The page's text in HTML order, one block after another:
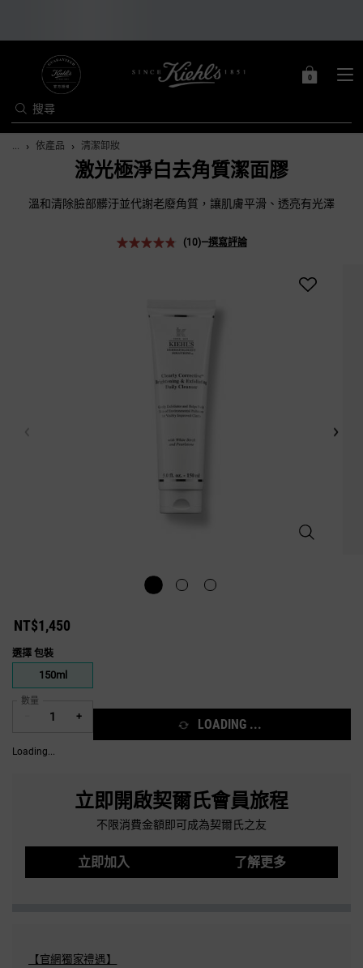
搜尋
購0
0 PRODUCT IN
Main content
... 依產品 清潔卸妝
激光極淨白去角質潔面膠
溫和清除臉部髒汙並代謝老廢角質，讓肌膚平滑、透亮有光澤
(10)—撰寫評論
激光極淨白
NT$1,450
選擇 包裝
Selected
150ml, 1 of 1
數量
+ LOADING ...
Loading...
立即開啟契爾氏會員旅程
不限消費金額即可成為契爾氏之友
立即加入 了解更多
【官網獨家禮遇】